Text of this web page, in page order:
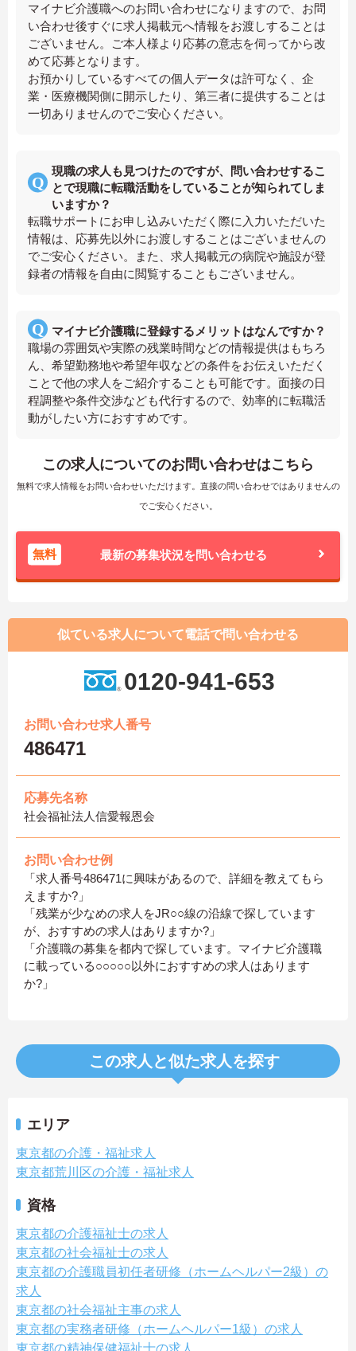
マイナビ介護職へのお問い合わせになりますので、お問
い合わせ後すぐに求人掲載元へ情報をお渡しすることは
ございません。ご本人様より応募の意志を伺ってから改
めて応募となります。
お預かりしているすべての個人データは許可なく、企
業・医療機関側に開示したり、第三者に提供することは
一切ありませんのでご安心ください。
現職の求人も見つけたのですが、問い合わせするこ
とで現職に転職活動をしていることが知られてしま
いますか？
転職サポートにお申し込みいただく際に入力いただいた
情報は、応募先以外にお渡しすることはございませんの
でご安心ください。また、求人掲載元の病院や施設が登
録者の情報を自由に閲覧することもございません。
マイナビ介護職に登録するメリットはなんですか？
職場の雰囲気や実際の残業時間などの情報提供はもちろ
ん、希望勤務地や希望年収などの条件をお伝えいただく
ことで他の求人をご紹介することも可能です。面接の日
程調整や条件交渉なども代行するので、効率的に転職活
動がしたい方におすすめです。
この求人についてのお問い合わせはこちら
無料で求人情報をお問い合わせいただけます。直接の問い合わせではありませんの
でご安心ください。
無料 最新の募集状況を問い合わせる
似ている求人について電話で問い合わせる
0120-941-653
お問い合わせ求人番号
486471
応募先名称
社会福祉法人信愛報恩会
お問い合わせ例
「求人番号486471に興味があるので、詳細を教えてもら
えますか?」
「残業が少なめの求人をJR○○線の沿線で探しています
が、おすすめの求人はありますか?」
「介護職の募集を都内で探しています。マイナビ介護職
に載っている○○○○○以外におすすめの求人はあります
か?」
この求人と似た求人を探す
エリア
東京都の介護・福祉求人
東京都荒川区の介護・福祉求人
資格
東京都の介護福祉士の求人
東京都の社会福祉士の求人
東京都の介護職員初任者研修（ホームヘルパー2級）の
求人
東京都の社会福祉主事の求人
東京都の実務者研修（ホームヘルパー1級）の求人
東京都の精神保健福祉士の求人